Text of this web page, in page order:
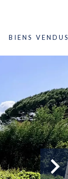
BIENS VENDUS